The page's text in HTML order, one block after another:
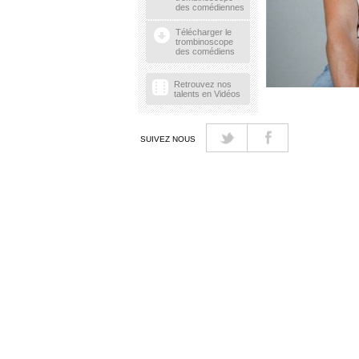
des comédiennes
Télécharger le
trombinoscope
des comédiens
Retrouvez nos
talents en Vidéos
SUIVEZ NOUS